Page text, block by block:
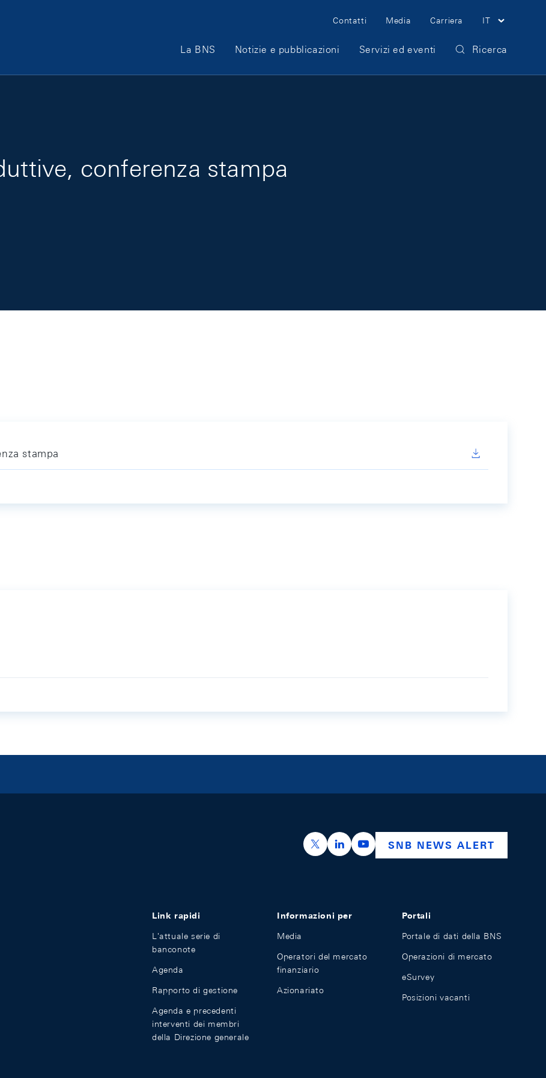
Meta Navigation
Contatti Media Carriera IT
Main Navigation
La BNS Notizie e pubblicazioni Servizi ed eventi Ricerca
conferenza stampa
stampa
https://x.com/snb_bns
https://ch.linkedin.com/company/swiss-
https://www.youtube.com/
SNB NEWS ALERT
Link rapidi
L'attuale serie di
banconote
Agenda
Rapporto di gestione
Agenda e precedenti
interventi dei membri
della Direzione generale
Informazioni per
Media
Operatori del mercato
finanziario
Azionariato
Portali
Portale di dati della BNS
Operazioni di mercato
eSurvey
Posizioni vacanti